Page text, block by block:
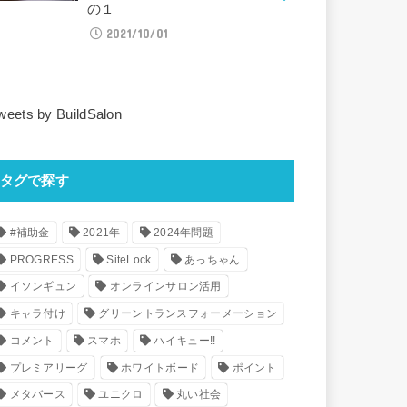
の１
2021/10/01
by BuildSalon
タグで探す
#補助金 2021年 2024年問題
PROGRESS SiteLock あっちゃん
イソンギュン オンラインサロン活用
キャラ付け グリーントランスフォーメーション
コメント スマホ ハイキュー!!
プレミアリーグ ホワイトボード ポイント
メタバース ユニクロ 丸い社会